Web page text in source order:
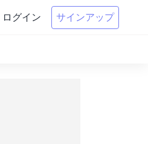
ログイン サインアップ